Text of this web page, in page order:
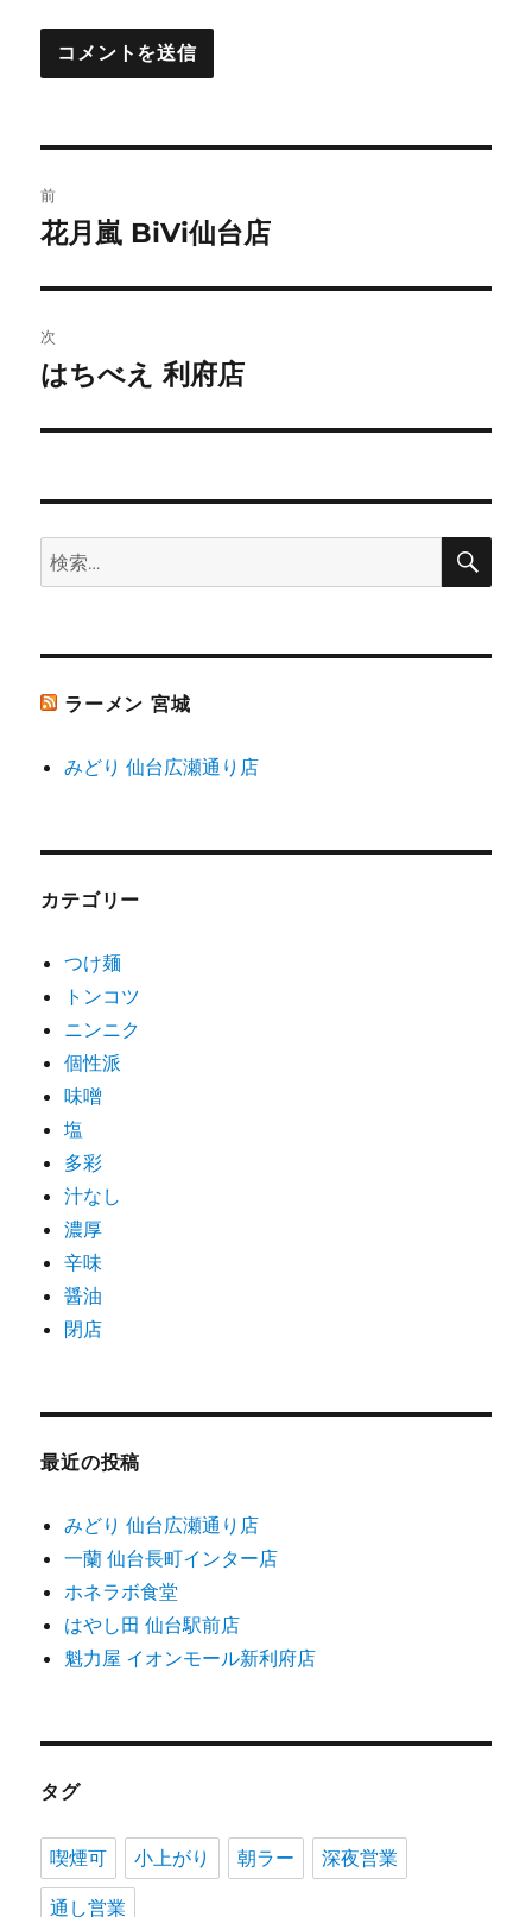
稿
ビ
ゲ
ー
ン
前
前
投
稿:
花月嵐 BiVi仙台店
次
次
投
はちべえ 利府店
検
索:
検
ラーメン 宮城
みどり 仙台広瀬通り店
カテゴリー
つけ麺
トンコツ
ニンニク
個性派
味噌
塩
多彩
汁なし
濃厚
辛味
醤油
閉店
最近の投稿
みどり 仙台広瀬通り店
一蘭 仙台長町インター店
ホネラボ食堂
はやし田 仙台駅前店
魁力屋 イオンモール新利府店
タグ
喫煙可 小上がり 朝ラー 深夜営業
通し営業